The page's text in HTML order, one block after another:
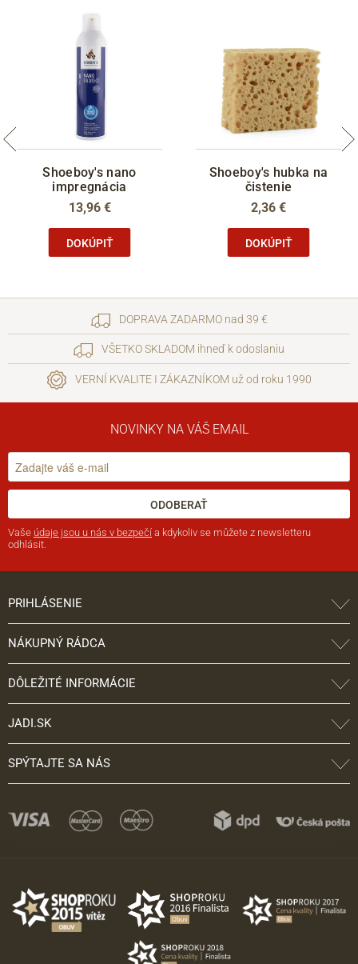
Shoeboy's nano
impregnácia
13,96 €
DOKÚPIŤ
Shoeboy's hubka na
čistenie
2,36 €
DOKÚPIŤ
DOPRAVA ZADARMO nad 39 €
VŠETKO SKLADOM ihneď k odoslaniu
VERNÍ KVALITE I ZÁKAZNÍKOM už od roku 1990
NOVINKY NA VÁŠ EMAIL
ODOBERAŤ
Vaše údaje jsou u nás v bezpečí a kdykoliv se můžete z newsletteru
odhlásit.
PRIHLÁSENIE
NÁKUPNÝ RÁDCA
DÔLEŽITÉ INFORMÁCIE
JADI.SK
SPÝTAJTE SA NÁS